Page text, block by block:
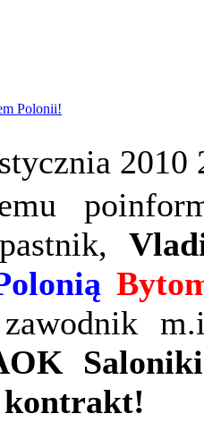
Polonii!
2010
Saloniki
kontrakt!